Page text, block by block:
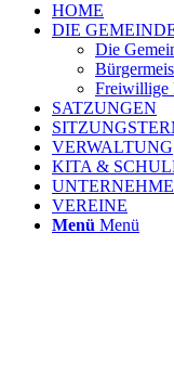
HOME
DIE
Die
Freiwillige
SATZUNGEN
VERWALTUNG
KITA &
VEREINE
Menü Menü